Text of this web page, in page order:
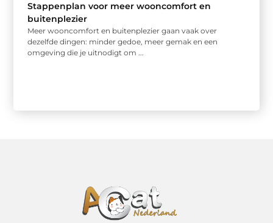
Stappenplan voor meer wooncomfort en
buitenplezier
Meer wooncomfort en buitenplezier gaan vaak over
dezelfde dingen: minder gedoe, meer gemak en een
omgeving die je uitnodigt om ...